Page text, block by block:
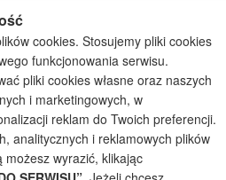
- Tradycyjne i nowoczesne gotowe
architektoniczna założona w 1990r.
powstawania projektów (zgodnie z
stronie projekty domów mogą
cookies. Stosujemy pliki cookies
funkcjonowania serwisu.
pliki cookies własne oraz naszych
i marketingowych, w
reklam do Twoich preferencji.
analitycznych i reklamowych plików
wyrazić, klikając